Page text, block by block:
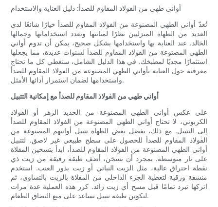
أواني طهي من الفولاذ المقاوم للصدأ: دليل العناية والاستخدام
تُعدّ أواني الطهي المصنوعة من الفولاذ المقاوم للصدأ خيارًا شائعًا لدى
العديد من الطهاة المنزليين نظرًا لمتانتها وتعدد استخداماتها وجمالها
الخالد. عند العناية بها واستخدامها بشكل صحيح، يمكن أن تدوم أواني
الطهي المصنوعة من الفولاذ المقاوم للصدأ لسنوات عديدة، مما يجعلها
استثمارًا مجديًا لمطبخك. في هذا الدليل الشامل، سنغطي كل ما تحتاج
معرفته حول العناية بأواني الطهي المصنوعة من الفولاذ المقاوم للصدأ
واستخدامها لضمان استمرار أدائها الأمثل.
أواني طهي من الفولاذ المقاوم للصدأ مع إمكانية التتبيل
على عكس أواني الطهي المصنوعة من الحديد الزهر أو الفولاذ
الكربوني، لا تحتاج أواني الطهي المصنوعة من الفولاذ المقاوم للصدأ
إلى التتبيل. مع ذلك، يفضل بعض الطهاة تتبيل أوانيهم المصنوعة من
الفولاذ المقاوم للصدأ للحصول على سطح طبيعي غير لاصق. لتتبيل
أواني الطهي المصنوعة من الفولاذ المقاوم للصدأ، ابدأ بتسخين المقلاة
على نار متوسطة. بمجرد أن تسخن، أضف طبقة رقيقة من زيت ذي
نقطة احتراق عالية، مثل الزيت النباتي أو زيت بذور العنب. استخدم
منشفة ورقية لتغطية الجزء الداخلي من المقلاة بالزيت بالتساوي، ثم
اتركها تبرد تمامًا قبل مسح أي زيت زائد. كرر هذه العملية عدة مرات
لتكوين طبقة تتبيل تساعد على منع التصاق الطعام.